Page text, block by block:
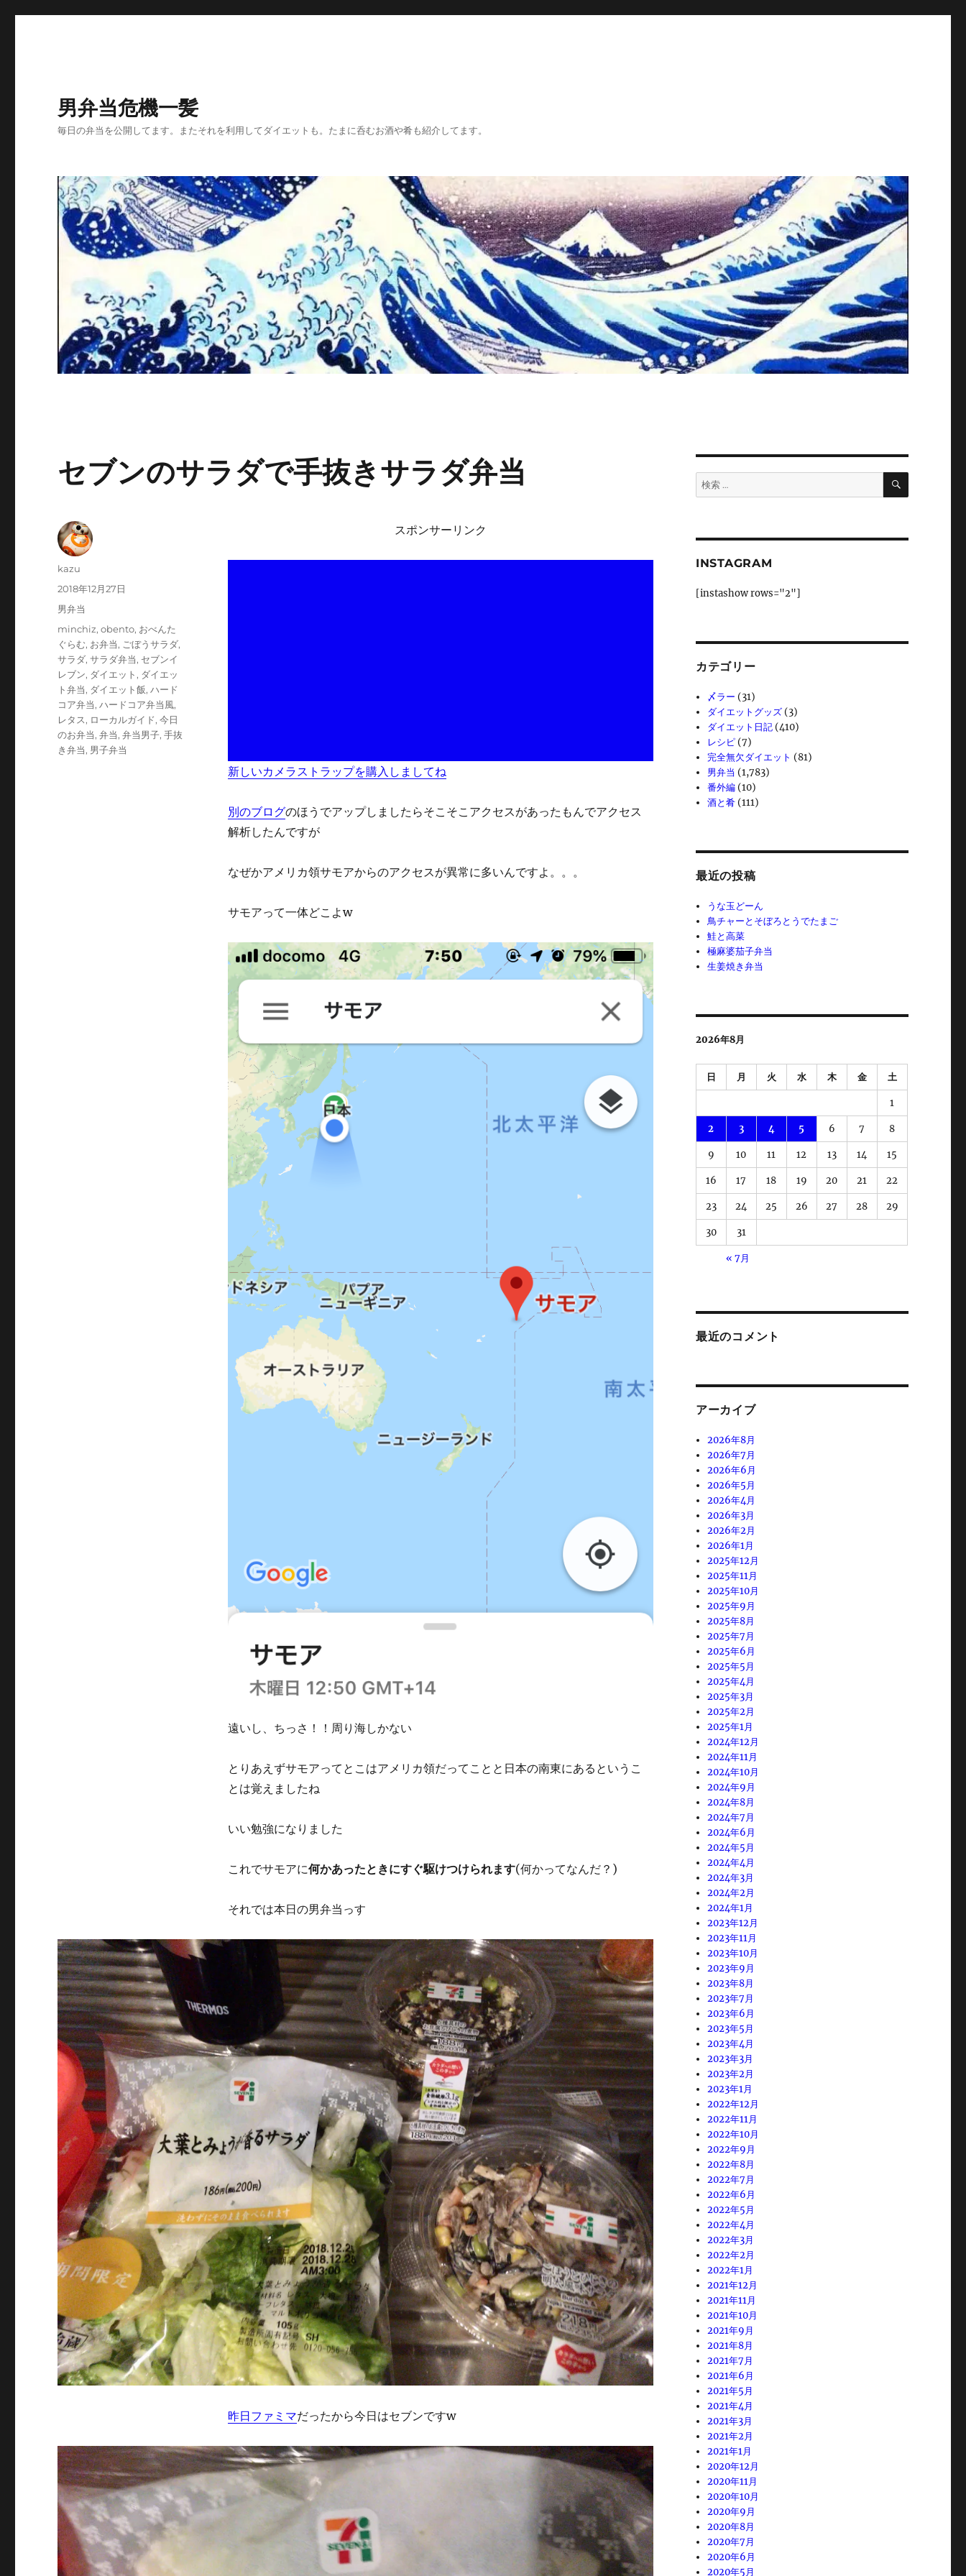
男弁当危機一髪
毎日の弁当を公開してます。またそれを利用してダイエットも。たまに呑むお酒や肴も紹介してます。
セブンのサラダで手抜きサラダ弁当
スポンサーリンク
新しいカメラストラップを購入しましてね
別のブログのほうでアップしましたらそこそこアクセスがあったもんでアクセス
解析したんですが
なぜかアメリカ領サモアからのアクセスが異常に多いんですよ。。。
サモアって一体どこよw
遠いし、ちっさ！！周り海しかない
とりあえずサモアってとこはアメリカ領だってことと日本の南東にあるというこ
とは覚えましたね
いい勉強になりました
これでサモアに何かあったときにすぐ駆けつけられます(何かってなんだ？)
それでは本日の男弁当っす
昨日ファミマだったから今日はセブンですw
投
kazu
投
稿
2018年12月27日
カ
ゴ
リ
男弁当
タ
グ
minchiz,obento, おべんた
ぐらむ, お弁当, ごぼうサラダ,
サラダ,サラダ弁当, セブンイ
レブン, ダイエット , ダイエッ
ト弁当, ダイエット飯,ハード
コア弁当,ハードコア弁当風,
レタス, ローカルガイド,今日
のお弁当,弁当,弁当男子,手抜
き弁当, 男子弁当
検
索:
検
INSTAGRAM
[instashow rows="2"]
カテゴリー
〆ラー (31)
ダイエットグッズ (3)
ダイエット日記 (410)
レシピ (7)
完全無欠ダイエット (81)
男弁当 (1,783)
番外編 (10)
酒と肴 (111)
最近の投稿
うな玉どーん
鳥チャーとそぼろとうでたまご
鮭と高菜
極麻婆茄子弁当
生姜焼き弁当
2026年8月
日 月 火 水 木 金 土
1
2 3 4 5 6 7 8
9 10 11 12 13 14 15
16 17 18 19 20 21 22
23 24 25 26 27 28 29
30 31
« 7月
最近のコメント
アーカイブ
2026年8月
2026年7月
2026年6月
2026年5月
2026年4月
2026年3月
2026年2月
2026年1月
2025年12月
2025年11月
2025年10月
2025年9月
2025年8月
2025年7月
2025年6月
2025年5月
2025年4月
2025年3月
2025年2月
2025年1月
2024年12月
2024年11月
2024年10月
2024年9月
2024年8月
2024年7月
2024年6月
2024年5月
2024年4月
2024年3月
2024年2月
2024年1月
2023年12月
2023年11月
2023年10月
2023年9月
2023年8月
2023年7月
2023年6月
2023年5月
2023年4月
2023年3月
2023年2月
2023年1月
2022年12月
2022年11月
2022年10月
2022年9月
2022年8月
2022年7月
2022年6月
2022年5月
2022年4月
2022年3月
2022年2月
2022年1月
2021年12月
2021年11月
2021年10月
2021年9月
2021年8月
2021年7月
2021年6月
2021年5月
2021年4月
2021年3月
2021年2月
2021年1月
2020年12月
2020年11月
2020年10月
2020年9月
2020年8月
2020年7月
2020年6月
2020年5月